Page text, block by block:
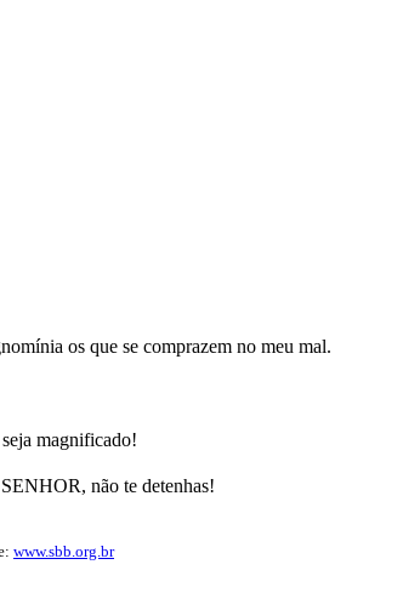
os que se comprazem no meu mal.
magnificado!
não te detenhas!
www.sbb.org.br